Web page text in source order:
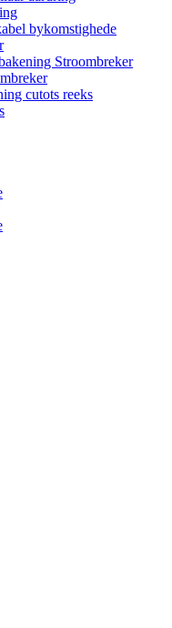
bykomstighede
Stroombreker
cutots reeks